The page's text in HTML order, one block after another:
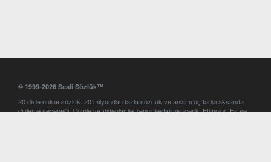
© 1999-2026 Sesli Sözlük™
20 dilde online sözlük. 20 milyondan fazla sözcük ve anlamı üç farklı aksanda
dinleme seçeneği. Cümle ve Videolar ile zenginleştirilmiş içerik. Etimoloji, Eş ve